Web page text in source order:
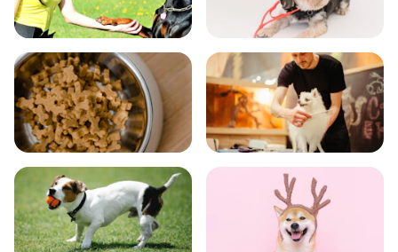
飼い方 健康
食事 お手入れ